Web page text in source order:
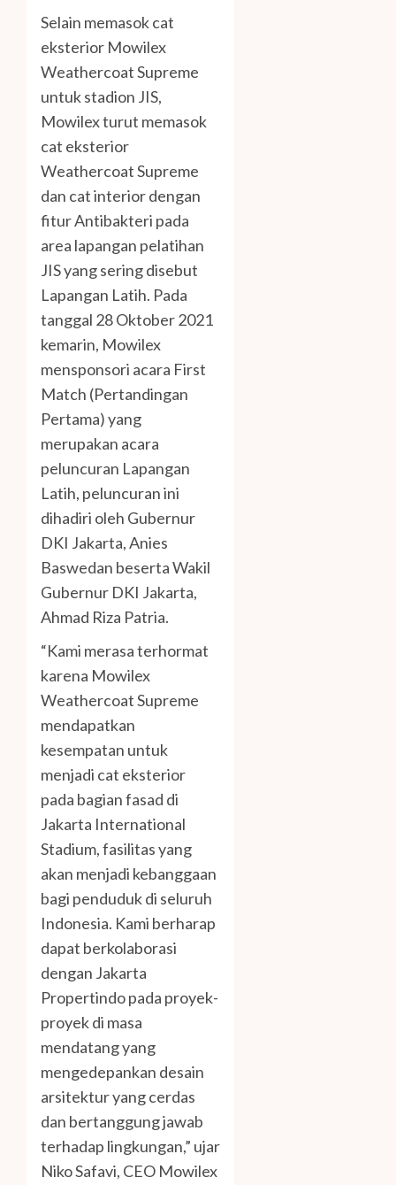
Selain memasok cat
eksterior Mowilex
Weathercoat Supreme
untuk stadion JIS,
Mowilex turut memasok
cat eksterior
Weathercoat Supreme
dan cat interior dengan
fitur Antibakteri pada
area lapangan pelatihan
JIS yang sering disebut
Lapangan Latih. Pada
tanggal 28 Oktober 2021
kemarin, Mowilex
mensponsori acara First
Match (Pertandingan
Pertama) yang
merupakan acara
peluncuran Lapangan
Latih, peluncuran ini
dihadiri oleh Gubernur
DKI Jakarta, Anies
Baswedan beserta Wakil
Gubernur DKI Jakarta,
Ahmad Riza Patria.
“Kami merasa terhormat
karena Mowilex
Weathercoat Supreme
mendapatkan
kesempatan untuk
menjadi cat eksterior
pada bagian fasad di
Jakarta International
Stadium, fasilitas yang
akan menjadi kebanggaan
bagi penduduk di seluruh
Indonesia. Kami berharap
dapat berkolaborasi
dengan Jakarta
Propertindo pada proyek-
proyek di masa
mendatang yang
mengedepankan desain
arsitektur yang cerdas
dan bertanggung jawab
terhadap lingkungan,” ujar
Niko Safavi, CEO Mowilex